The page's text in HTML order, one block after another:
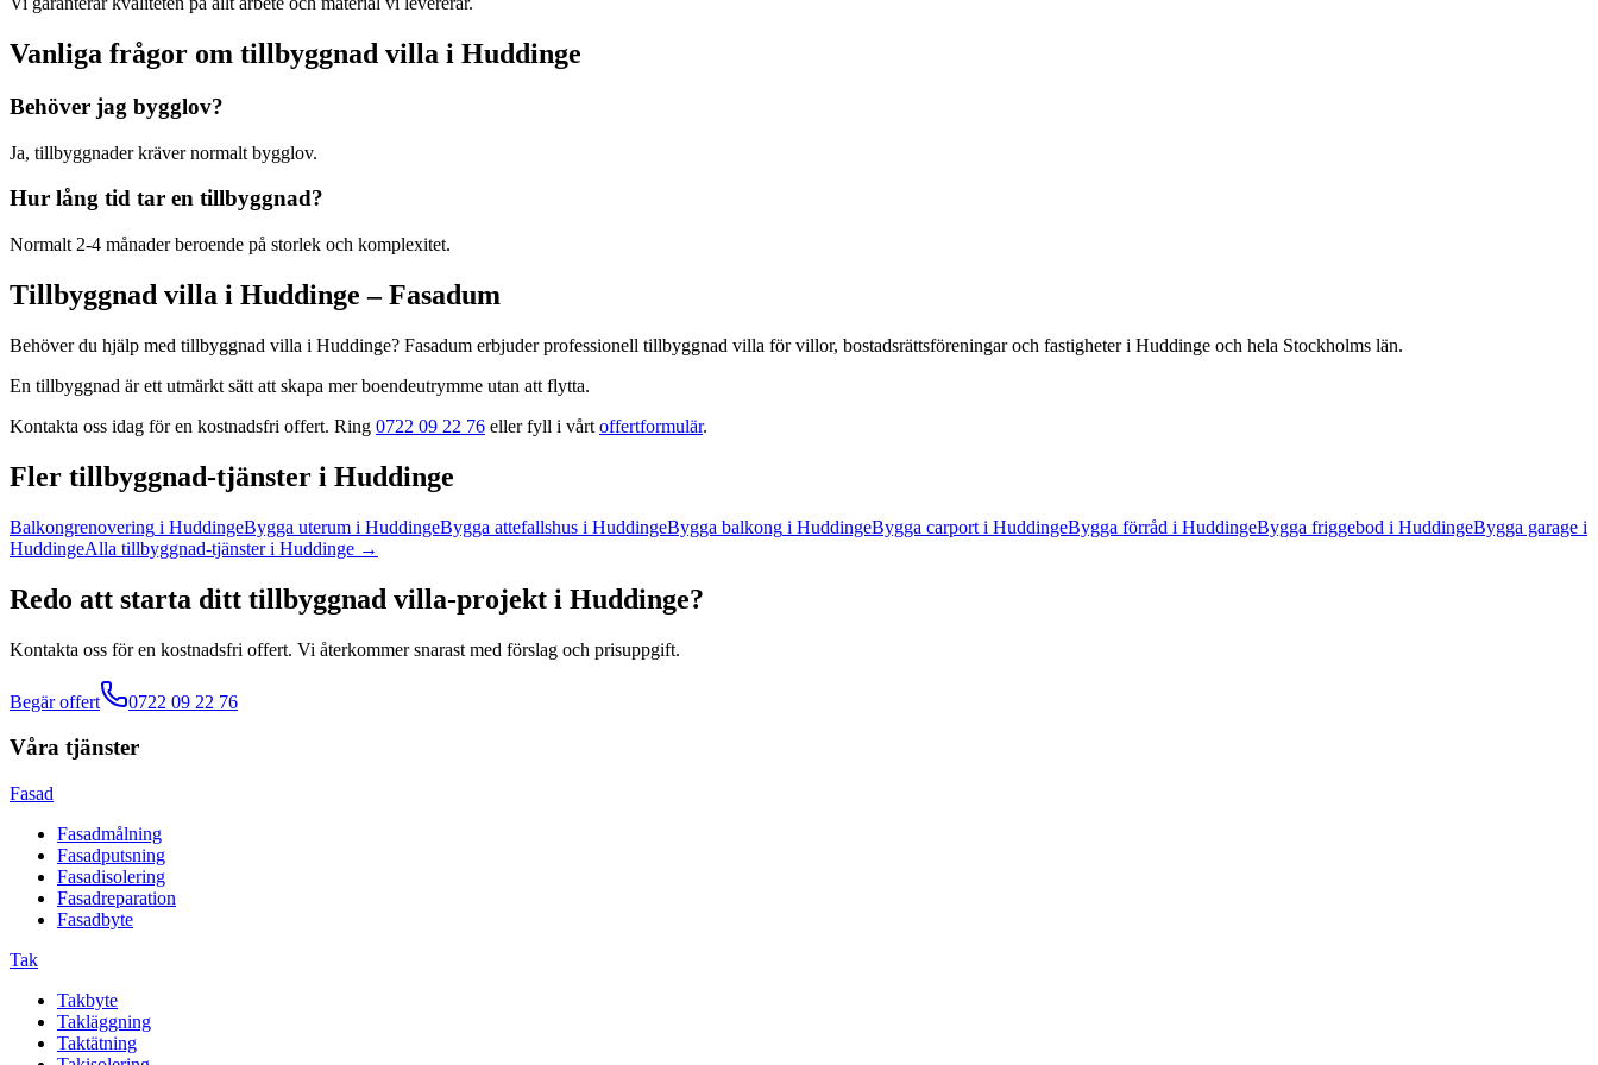
Vanliga frågor om tillbyggnad villa i Huddinge
Behöver jag bygglov?
Ja, tillbyggnader kräver normalt bygglov.
Hur lång tid tar en tillbyggnad?
Normalt 2-4 månader beroende på storlek och komplexitet.
Tillbyggnad villa i Huddinge – Fasadum
Behöver du hjälp med tillbyggnad villa i Huddinge? Fasadum erbjuder professionell tillbyggnad villa för villor, bostadsrättsföreningar och fastigheteri Huddinge och hela Stockholms län.
En tillbyggnad är ett utmärkt sätt att skapa mer boendeutrymme utan att flytta.
Kontakta oss idag för en kostnadsfri offert. Ring 0722 09 22 76 eller fyll i vårt offertformulär.
Fler tillbyggnad-tjänster i Huddinge
Balkongrenovering i HuddingeBygga uterum i HuddingeBygga attefallshus i HuddingeBygga balkong i HuddingeBygga carport i HuddingeBygga förråd i HuddingeBygga friggebod i HuddingeBygga garage i
HuddingeAlla tillbyggnad-tjänsteri Huddinge →
Redo att starta ditt tillbyggnad villa-projekt i Huddinge?
Kontakta oss för en kostnadsfri offert. Vi återkommer snarast med förslag och prisuppgift.
Begär offert 0722 09 22 76
Våra tjänster
Fasad
Fasadmålning
Fasadputsning
Fasadisolering
Fasadreparation
Fasadbyte
Tak
Takbyte
Takläggning
Taktätning